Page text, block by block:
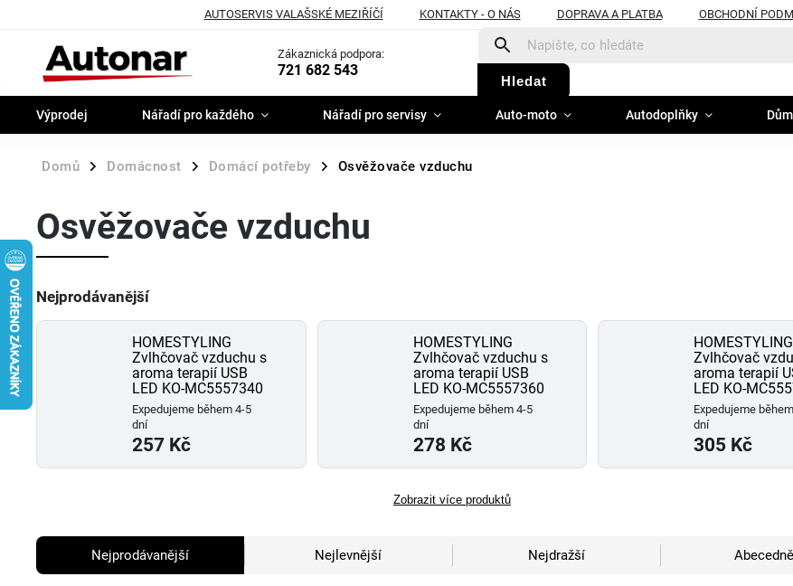
AUTOSERVIS VALAŠSKÉ MEZIŘÍČÍ KONTAKTY - O NÁS DOPRAVA A PLATBA OBCHODNÍ
Zákaznická podpora:
721 682 543
Hledat
Výprodej Nářadí pro každého Nářadí pro servisy Auto-moto Autodoplňky
Domů / Domácnost / Domácí potřeby / Osvěžovače vzduchu
Osvěžovače vzduchu
Nejprodávanější
HOMESTYLING
Zvlhčovač vzduchu s
aroma terapií USB
LED KO-MC5557340
Expedujeme během 4-5
dní
257 Kč
HOMESTYLING
Zvlhčovač vzduchu s
aroma terapií USB
LED KO-MC5557360
Expedujeme během 4-5
dní
278 Kč
HOMESTYLING
Zvlhčovač
aroma terapií
LED KO-
Expedujeme
dní
305 Kč
Zobrazit více produktů
Nejprodávanější Nejlevnější Nejdražší Abecedně